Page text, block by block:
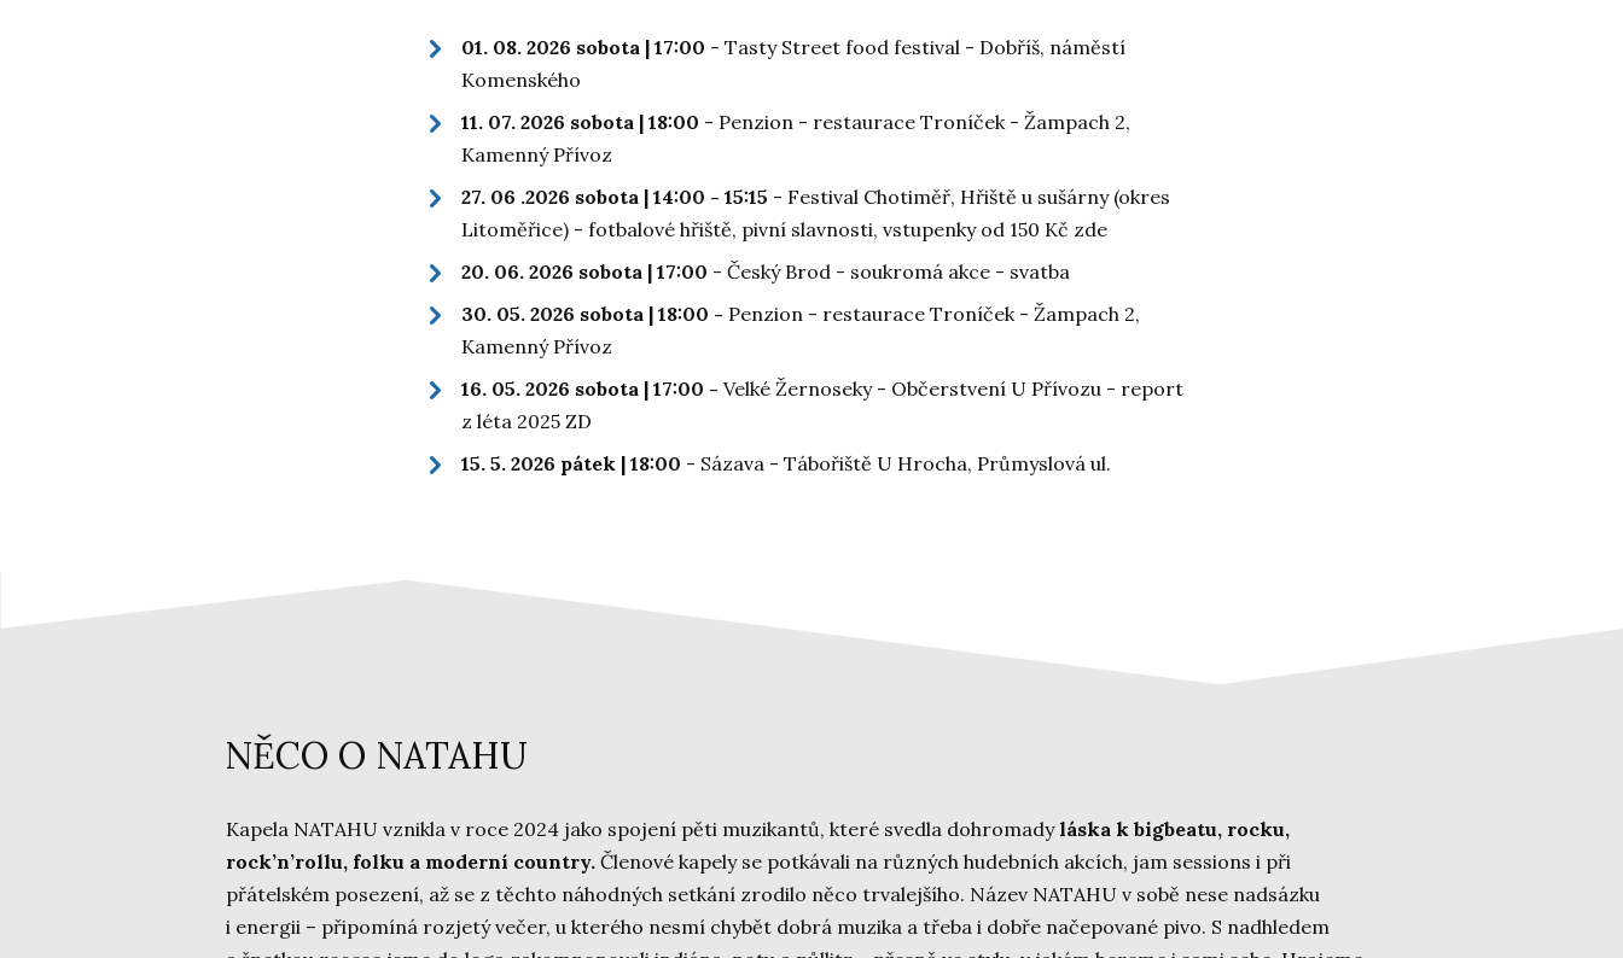
01. 08. 2026 sobota | 17:00 - Tasty Street food festival - Dobříš, náměstí
Komenského
11. 07. 2026 sobota | 18:00 - Penzion - restaurace Troníček - Žampach 2,
Kamenný Přívoz
27. 06 .2026 sobota | 14:00 - 15:15 - Festival Chotiměř, Hřiště u sušárny (okres
Litoměřice) - fotbalové hřiště, pivní slavnosti, vstupenky od 150 Kč zde
20. 06. 2026 sobota | 17:00 - Český Brod - soukromá akce - svatba
30. 05. 2026 sobota | 18:00 - Penzion - restaurace Troníček - Žampach 2,
Kamenný Přívoz
16. 05. 2026 sobota | 17:00 - Velké Žernoseky - Občerstvení U Přívozu - report
z léta 2025 ZD
15. 5. 2026 pátek | 18:00 - Sázava - Tábořiště U Hrocha, Průmyslová ul.
NĚCO O NATAHU
Kapela NATAHU vznikla v roce 2024 jako spojení pěti muzikantů, které svedla dohromadyláska k bigbeatu, rocku,
rock’n’rollu, folku a moderní country. Členové kapely se potkávali na různých hudebních akcích, jam sessions i při
přátelském posezení, až se z těchto náhodných setkání zrodilo něco trvalejšího. Název NATAHU v sobě nese nadsázku
i energii – připomíná rozjetý večer, u kterého nesmí chybět dobrá muzika a třeba i dobře načepované pivo. S nadhledem